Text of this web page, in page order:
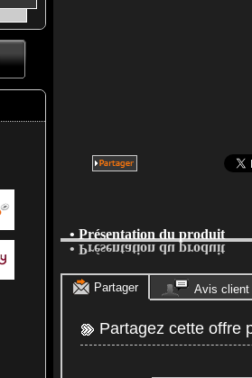
• Présentation du produit
• Présentation du produit
Partager Avis client
Partagez cette offre